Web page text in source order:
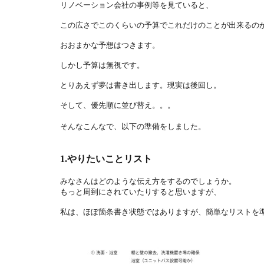
リノベーション会社の事例等を見ていると、
この広さでこのくらいの予算でこれだけのことが出来るの
おおまかな予想はつきます。
しかし予算は無視です。
とりあえず夢は書き出します。現実は後回し。
そして、優先順に並び替え。。。
そんなこんなで、以下の準備をしました。
1.やりたいことリスト
みなさんはどのような伝え方をするのでしょうか。
もっと周到にされていたりすると思いますが、
私は、ほぼ箇条書き状態ではありますが、簡単なリストを